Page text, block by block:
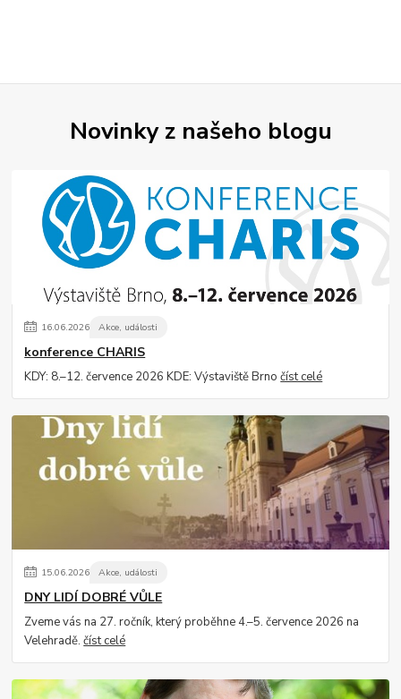
Novinky z našeho blogu
16.06.2026 Akce, události
konference CHARIS
KDY: 8.–12. července 2026 KDE: Výstaviště Brnočíst celé
15.06.2026 Akce, události
DNY LIDÍ DOBRÉ VŮLE
Zveme vás na 27. ročník, který proběhne 4.–5. července 2026 na
Velehradě.číst celé